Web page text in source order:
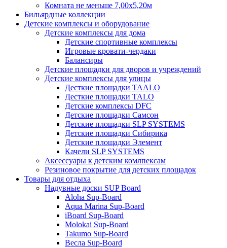
Комната не меньше 7,00х5,20м
Бильярдные коллекции
Детские комплексы и оборудование
Детские комплексы для дома
Детские спортивные комплексы
Игровые кровати-чердаки
Балансиры
Детские площадки для дворов и учреждений
Детские комплексы для улицы
Десткие площадки TAALO
Десткие площадки TALO
Детские комплексы DFC
Детские площадки Самсон
Детские площадки SLP SYSTEMS
Детские площадки Сибирика
Детские площадки Элемент
Качели SLP SYSTEMS
Аксессуары к детским комлпексам
Резиновое покрытие для детских площадок
Товары для отдыха
Надувные доски SUP Board
Aloha Sup-Board
Aqua Marina Sup-Board
iBoard Sup-Board
Molokai Sup-Board
Takumo Sup-Board
Весла Sup-Board